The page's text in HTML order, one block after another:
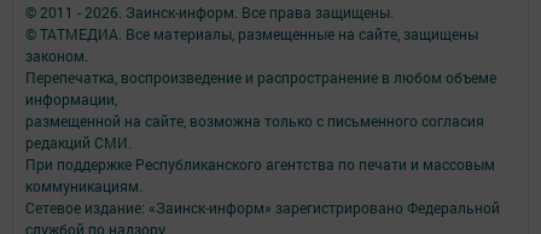
© 2011 - 2026. Заинск-информ. Все права защищены.
© ТАТМЕДИА. Все материалы, размещенные на сайте, защищены
законом.
Перепечатка, воспроизведение и распространение в любом объеме
информации,
размещенной на сайте, возможна только с письменного согласия
редакций СМИ.
При поддержке Республиканского агентства по печати и массовым
коммуникациям.
Сетевое издание: «Заинск-информ» зарегистрировано Федеральной
службой по надзору